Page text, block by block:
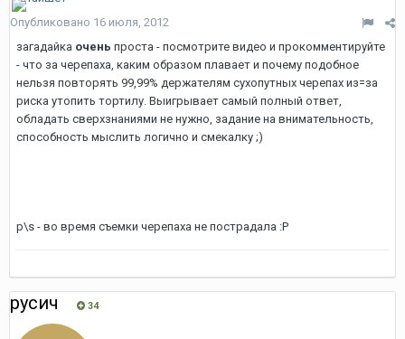
Опубликовано 16 июля, 2012
загадайка очень проста - посмотрите видео и прокомментируйте
- что за черепаха, каким образом плавает и почему подобное
нельзя повторять 99,99% держателям сухопутных черепах из=за
риска утопить тортилу. Выигрывает самый полный ответ,
обладать сверхзнаниями не нужно, задание на внимательность,
способность мыслить логично и смекалку ;)
p\s - во время съемки черепаха не пострадала :P
русич 34